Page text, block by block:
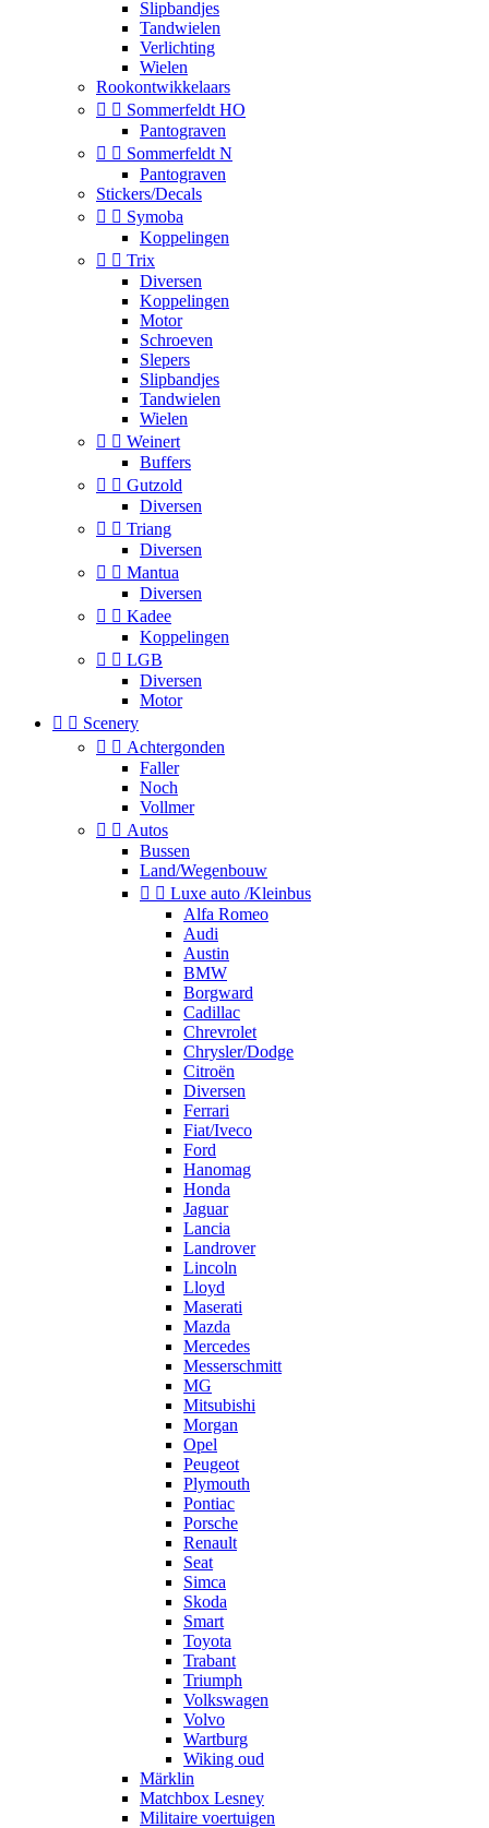
Slipbandjes
Tandwielen
Verlichting
Wielen
Rookontwikkelaars
  Sommerfeldt HO
Pantograven
  Sommerfeldt N
Pantograven
Stickers/Decals
  Symoba
Koppelingen
  Trix
Diversen
Koppelingen
Motor
Schroeven
Slepers
Slipbandjes
Tandwielen
Wielen
  Weinert
Buffers
  Gutzold
Diversen
  Triang
Diversen
  Mantua
Diversen
  Kadee
Koppelingen
  LGB
Diversen
Motor
  Scenery
  Achtergonden
Faller
Noch
Vollmer
  Autos
Bussen
Land/Wegenbouw
  Luxe auto /Kleinbus
Alfa Romeo
Audi
Austin
BMW
Borgward
Cadillac
Chrevrolet
Chrysler/Dodge
Citroën
Diversen
Ferrari
Fiat/Iveco
Ford
Hanomag
Honda
Jaguar
Lancia
Landrover
Lincoln
Lloyd
Maserati
Mazda
Mercedes
Messerschmitt
MG
Mitsubishi
Morgan
Opel
Peugeot
Plymouth
Pontiac
Porsche
Renault
Seat
Simca
Skoda
Smart
Toyota
Trabant
Triumph
Volkswagen
Volvo
Wartburg
Wiking oud
Märklin
Matchbox Lesney
Militaire voertuigen